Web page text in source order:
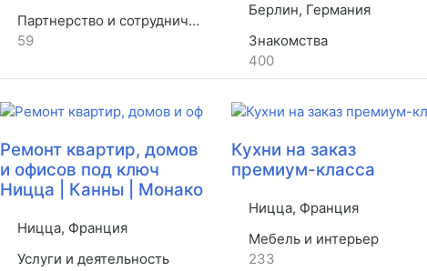
Партнерство и сотрудничество
59
Берлин, Германия
Знакомства
400
Ремонт квартир, домов
и офисов под ключ
Ницца | Канны | Монако
Ницца, Франция
Услуги и деятельность
Кухни на заказ
премиум-класса
Ницца, Франция
Мебель и интерьер
233